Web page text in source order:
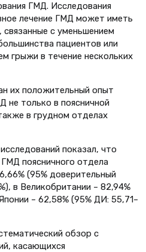
ГМД. Исследования
лечение ГМД может иметь
с уменьшением
пациентов или
грыжи в течение нескольких
их положительный опыт
не только в поясничной
в грудном отделах
показал, что
поясничного отдела
(95% доверительный
в Великобритании – 82,94%
– 62,58% (95% ДИ: 55,71–
обзор с
касающихся